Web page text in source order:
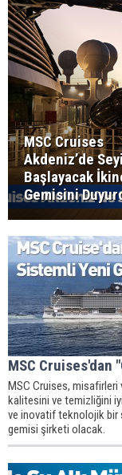
MSC Cruises
Akdeniz’de
Başlayacak
Gemisini
MSC Cruises'dan
MSC Cruises, misafirleri
kalitesini ve temizliğini
ve inovatif teknolojik bir
gemisi şirketi olacak.